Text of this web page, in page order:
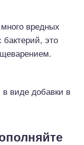
вредных
бактерий, это
виде добавки в